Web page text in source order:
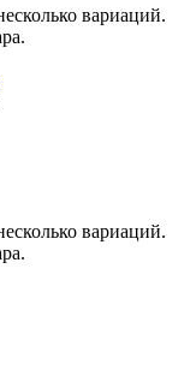
вариаций.
вариаций.